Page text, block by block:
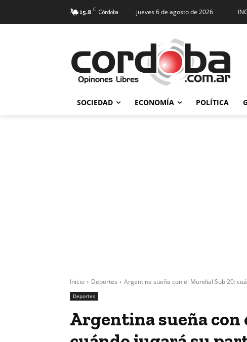
15.8 C Córdoba jueves 6 de agosto de 2026
SOCIEDAD ECONOMÍA POLÍTICA
Inicio Deportes Argentina sueña con el Mundial Sub 20:
Deportes
Argentina sueña con